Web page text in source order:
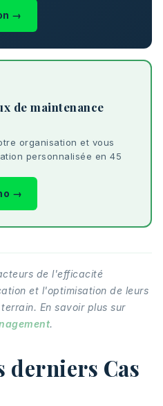
→
de maintenance
organisation et vous
personnalisée en 45
→
de l'efficacité
et l'optimisation de leurs
En savoir plus sur
.
derniers Cas